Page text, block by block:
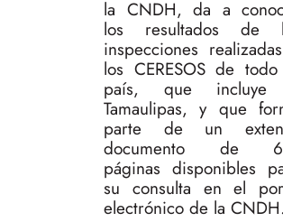
la CNDH, da a
los resultados de
inspecciones
los CERESOS de
país, que
Tamaulipas, y que
parte de un
documento de
páginas disponibles
su consulta en el
electrónico de la CNDH.